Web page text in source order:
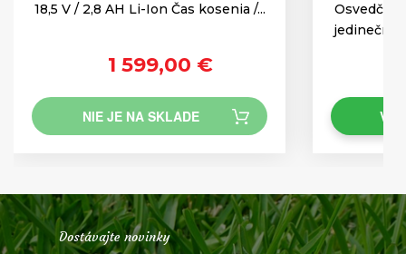
18,5 V / 2,8 AH Li-Ion Čas kosenia /...
1 599,00 €
NIE JE NA SKLADE
Dostávajte novinky